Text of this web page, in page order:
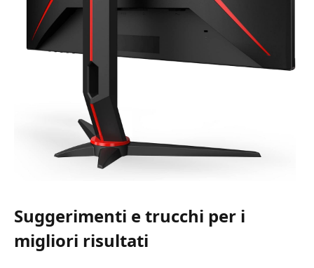
Suggerimenti e trucchi per i
migliori risultati